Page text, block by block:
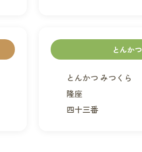
とんかつ
とんかつ みつくら
隆座
四十三番